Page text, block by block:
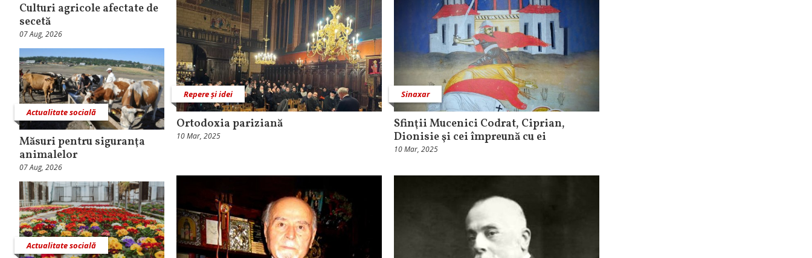
Culturi agricole afectate de
secetă
07 Aug, 2026
Actualitate socială
Măsuri pentru siguranţa
animalelor
07 Aug, 2026
Actualitate socială
Repere și idei
Ortodoxia pariziană
10 Mar, 2025
Sinaxar
Sfinţii Mucenici Codrat, Ciprian,
Dionisie şi cei împreună cu ei
10 Mar, 2025